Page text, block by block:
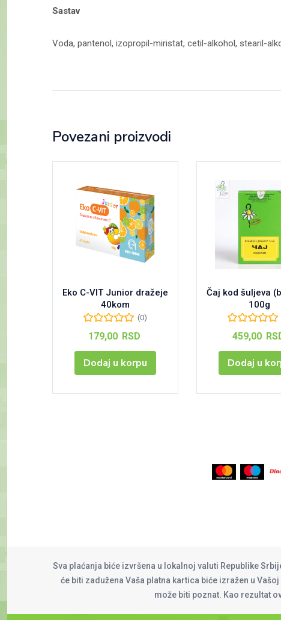
Sastav
Voda, pantenol, izopropil-miristat, cetil-alkohol, stearil-
Povezani proizvodi
Eko C-VIT Junior dražeje
40kom
(0)
179,00 RSD
Dodaj u korpu
Čaj kod šuljeva
100g
459,00
Dodaj u
Sva plaćanja biće izvršena u lokalnoj valuti Republike
će biti zadužena Vaša platna kartica biće izražen u
može biti poznat. Kao rezultat